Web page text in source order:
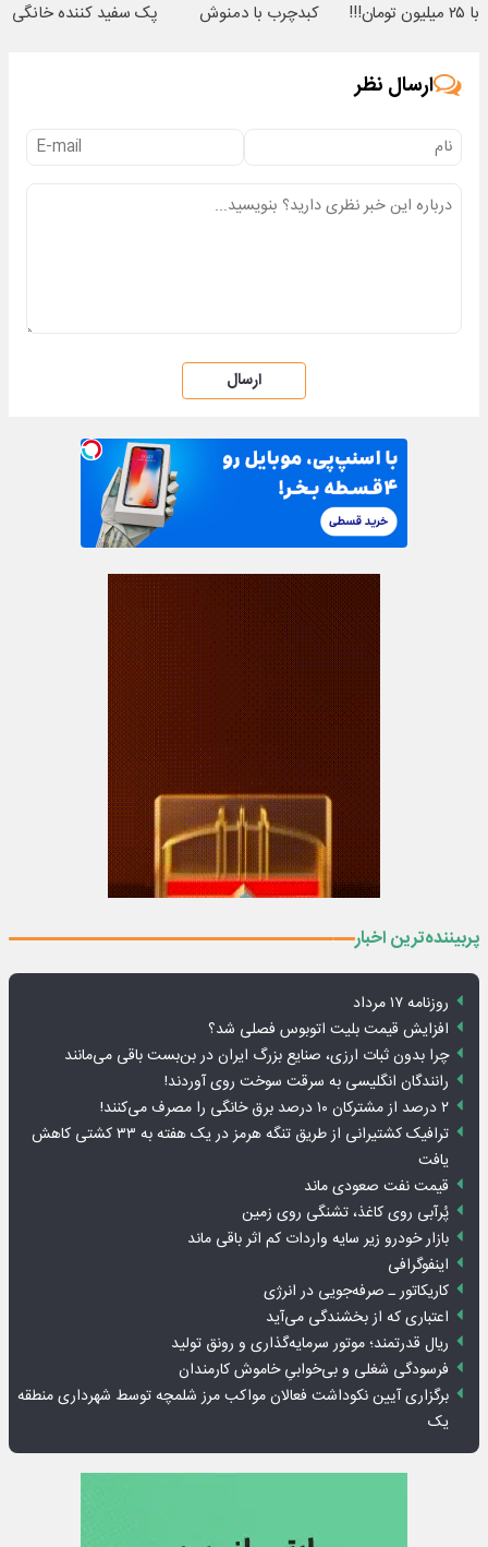
با ۲۵ میلیون تومان!!!
کبدچرب با دمنوش
پک سفید کننده خانگی
ارسال نظر
ارسال
پربیننده‌ترین اخبار
روزنامه ۱۷ مرداد
افزایش قیمت بلیت اتوبوس فصلی شد؟
چرا بدون ثبات ارزی، صنایع بزرگ ایران در بن‌بست باقی می‌مانند
رانندگان انگلیسی به سرقت سوخت روی آوردند!
۲ درصد از مشترکان ۱۰ درصد برق خانگی را مصرف می‌کنند!
ترافیک کشتیرانی از طریق تنگه هرمز در یک هفته به ۳۳ کشتی کاهش
یافت
قیمت نفت صعودی ماند
پُرآبی روی کاغذ، تشنگی روی زمین
بازار خودرو زیر سایه واردات کم اثر باقی ماند
اینفوگرافی
کاریکاتور ـ صرفه‌جویی در انرژی
اعتباری که از بخشندگی می‌آید
ریال قدرتمند؛ موتور سرمایه‌گذاری و رونق تولید
فرسودگی شغلی و بی‌خوابیِ خاموش کارمندان
برگزاری آیین نکوداشت فعالان مواکب مرز شلمچه توسط شهرداری منطقه
یک